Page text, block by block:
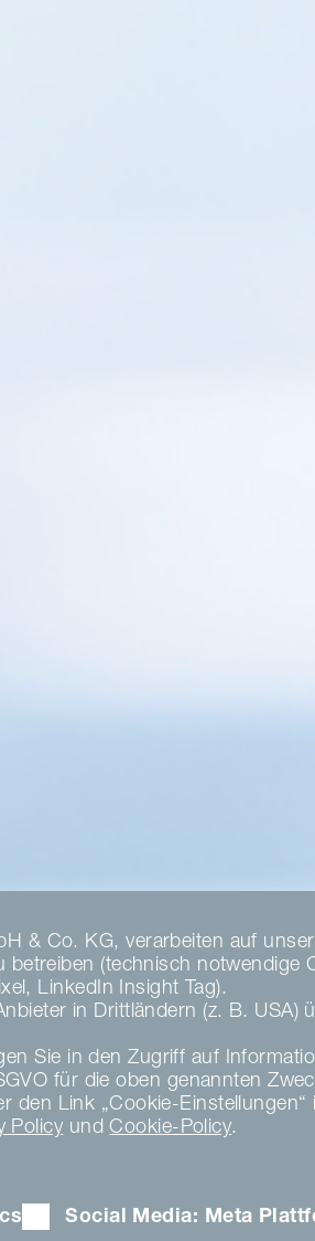
& Co. KG, verarbeiten auf
(technisch
LinkedIn Insight Tag).
in Drittländern (z. B.
Sie in den Zugriff auf
für die oben genannten
den Link „Cookie-
Policy undCookie-Policy.
Social Media: Meta